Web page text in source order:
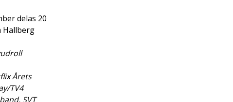
delas 20
Hallberg
Årets
TV4
SVT